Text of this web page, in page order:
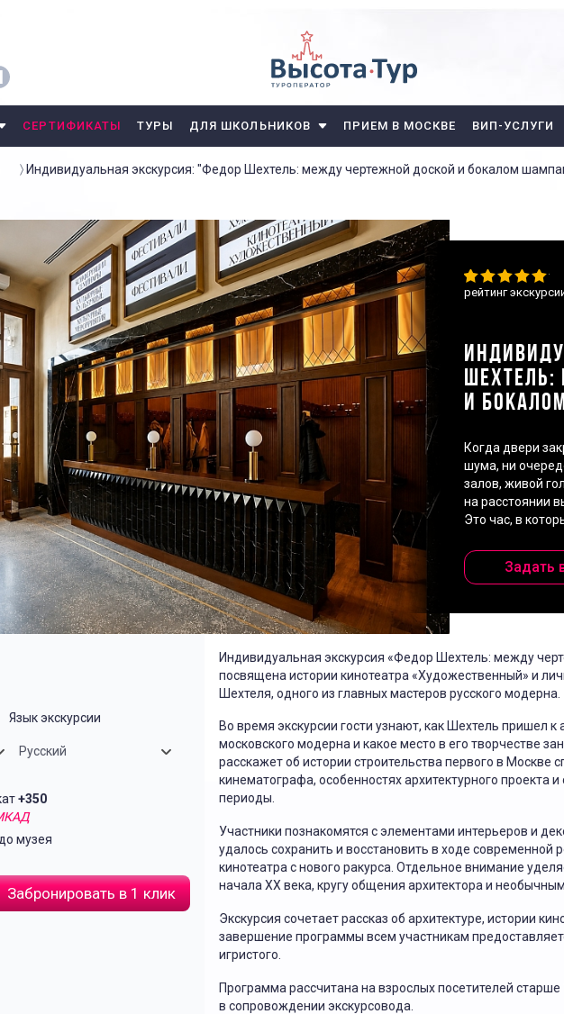
СЕРТИФИКАТЫ ТУРЫ ДЛЯ ШКОЛЬНИКОВ ПРИЕМ В МОСКВЕ ВИП-УСЛУГИ
Индивидуальная экскурсия: "Федор Шехтель: между чертежной доской и бокалом
рейтинг
ШЕХТЕЛЬ:
И
Когда двери
шума, ни
залов, живой
на расстоянии
Это час, в
Задать
Язык экскурсии
Русский
+350
музея
Забронировать в 1 клик
Индивидуальная экскурсия «Федор Шехтель: между
посвящена истории кинотеатра «Художественный» и
Шехтеля, одного из главных мастеров русского модерна.
Во время экскурсии гости узнают, как Шехтель пришел
московского модерна и какое место в его творчестве
расскажет об истории строительства первого в Москве
кинематографа, особенностях архитектурного проекта
периоды.
Участники познакомятся с элементами интерьеров и
удалось сохранить и восстановить в ходе современной
кинотеатра с нового ракурса. Отдельное внимание
начала XX века, кругу общения архитектора и
Экскурсия сочетает рассказ об архитектуре, истории
завершение программы всем участникам
игристого.
Программа рассчитана на взрослых посетителей
в сопровождении экскурсовода.